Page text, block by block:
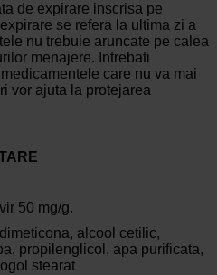
de expirare inscrisa pe
se refera la ultima zi a
nu trebuie aruncate pe calea
menajere. Intrebati
care nu va mai
vor ajuta la protejarea
50 mg/g.
alcool cetilic,
propilenglicol, apa purificata,
stearat